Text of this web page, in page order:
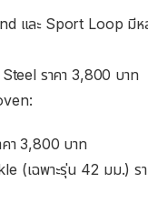
และ Sport Loop มีห
ราคา 3,800 บาท
า 3,800 บาท
(เฉพาะรุ่น 42 มม.) ร